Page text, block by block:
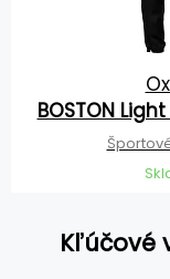
BOSTON
Kľúčové